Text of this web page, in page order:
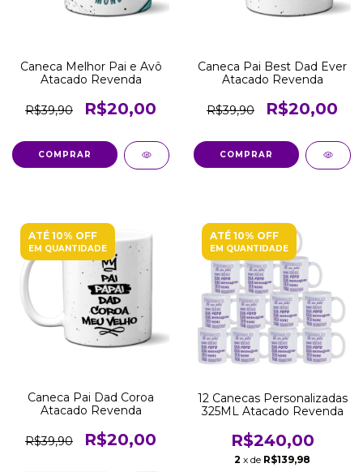
Caneca Melhor Pai e Avô
Atacado Revenda
R$39,90 R$20,00
COMPRAR
Caneca Pai Best Dad Ever
Atacado Revenda
R$39,90 R$20,00
COMPRAR
ATÉ 10% OFF
EM QUANTIDADE
Caneca Pai Dad Coroa
Atacado Revenda
R$39,90 R$20,00
ATÉ 10% OFF
EM QUANTIDADE
12 Canecas Personalizadas
325ML Atacado Revenda
R$240,00
2 x de R$139,98